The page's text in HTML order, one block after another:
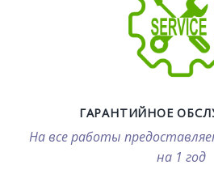
ГАРАНТИЙНОЕ
На все работы
на 1 год